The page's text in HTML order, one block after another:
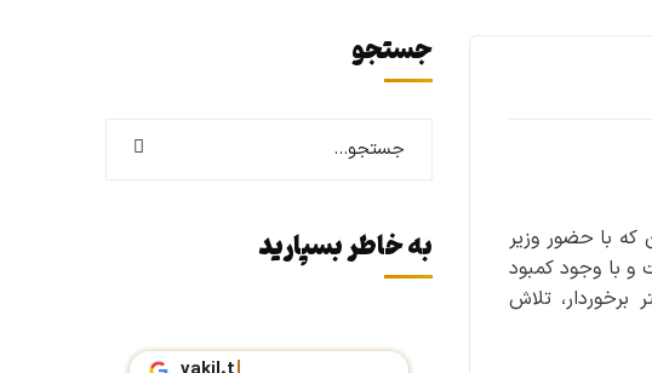
که با حضور وزیر
و با وجود کمبود
تلاش
جستجو
به خاطر بسپارید